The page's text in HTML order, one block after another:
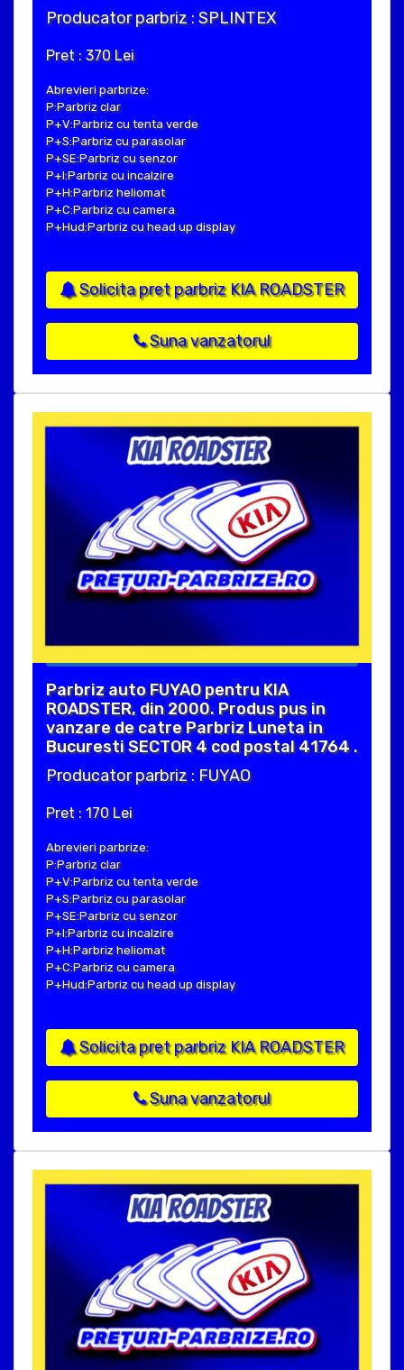
Producator parbriz : SPLINTEX
Pret : 370 Lei
Abrevieri parbrize:
P:Parbriz clar
P+V:Parbriz cu tenta verde
P+S:Parbriz cu parasolar
P+SE:Parbriz cu senzor
P+I:Parbriz cu incalzire
P+H:Parbriz heliomat
P+C:Parbriz cu camera
P+Hud:Parbriz cu head up display
Solicita pret parbriz KIA ROADSTER
Suna vanzatorul
Parbriz auto FUYAO pentru KIA
ROADSTER, din 2000. Produs pus in
vanzare de catre Parbriz Luneta in
Bucuresti SECTOR 4 cod postal 41764 .
Producator parbriz : FUYAO
Pret : 170 Lei
Abrevieri parbrize:
P:Parbriz clar
P+V:Parbriz cu tenta verde
P+S:Parbriz cu parasolar
P+SE:Parbriz cu senzor
P+I:Parbriz cu incalzire
P+H:Parbriz heliomat
P+C:Parbriz cu camera
P+Hud:Parbriz cu head up display
Solicita pret parbriz KIA ROADSTER
Suna vanzatorul